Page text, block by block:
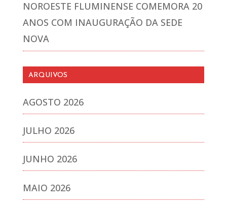
NOROESTE FLUMINENSE COMEMORA 20
ANOS COM INAUGURAÇÃO DA SEDE
NOVA
ARQUIVOS
AGOSTO 2026
JULHO 2026
JUNHO 2026
MAIO 2026